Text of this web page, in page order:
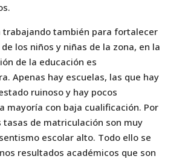
trabajando también para fortalecer
los niños y niñas de la zona, en la
de la educación es
Apenas hay escuelas, las que hay
ruinoso y hay pocos
mayoría con baja cualificación. Por
tasas de matriculación son muy
escolar alto. Todo ello se
resultados académicos que son